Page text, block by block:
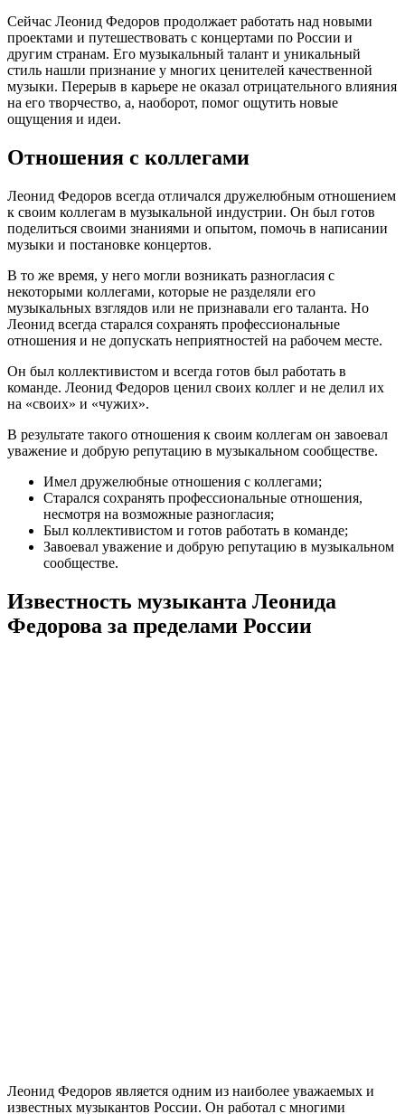
Сейчас Леонид Федоров продолжает работать над новыми
проектами и путешествовать с концертами по России и
другим странам. Его музыкальный талант и уникальный
стиль нашли признание у многих ценителей качественной
музыки. Перерыв в карьере не оказал отрицательного влияния
на его творчество, а, наоборот, помог ощутить новые
ощущения и идеи.
Отношения с коллегами
Леонид Федоров всегда отличался дружелюбным отношением
к своим коллегам в музыкальной индустрии. Он был готов
поделиться своими знаниями и опытом, помочь в написании
музыки и постановке концертов.
В то же время, у него могли возникать разногласия с
некоторыми коллегами, которые не разделяли его
музыкальных взглядов или не признавали его таланта. Но
Леонид всегда старался сохранять профессиональные
отношения и не допускать неприятностей на рабочем месте.
Он был коллективистом и всегда готов был работать в
команде. Леонид Федоров ценил своих коллег и не делил их
на «своих» и «чужих».
В результате такого отношения к своим коллегам он завоевал
уважение и добрую репутацию в музыкальном сообществе.
Имел дружелюбные отношения с коллегами;
Старался сохранять профессиональные отношения,
несмотря на возможные разногласия;
Был коллективистом и готов работать в команде;
Завоевал уважение и добрую репутацию в музыкальном
сообществе.
Известность музыканта Леонида
Федорова за пределами России
Леонид Федоров является одним из наиболее уважаемых и
известных музыкантов России. Он работал с многими